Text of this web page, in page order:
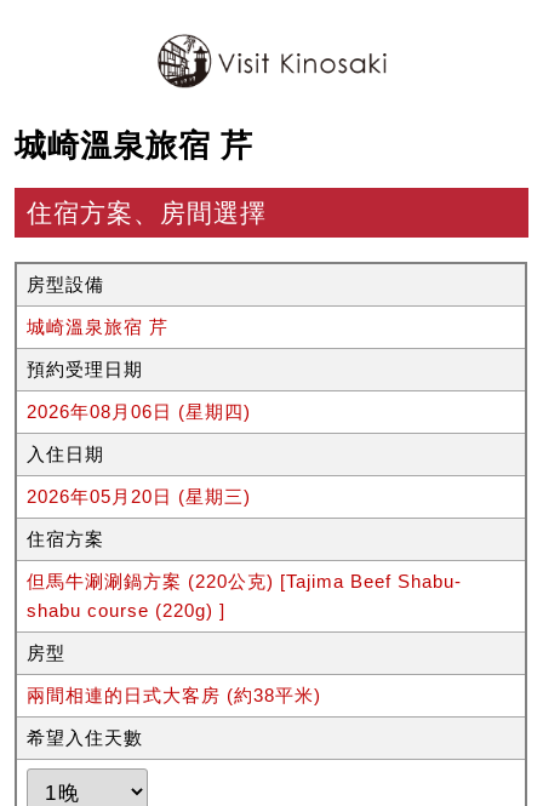
城崎溫泉旅宿 芹
住宿方案、房間選擇
房型設備
城崎溫泉旅宿 芹
預約受理日期
2026年08月06日 (星期四)
入住日期
2026年05月20日 (星期三)
住宿方案
但馬牛涮涮鍋方案 (220公克) [Tajima Beef Shabu-
shabu course (220g) ]
房型
兩間相連的日式大客房 (約38平米)
希望入住天數